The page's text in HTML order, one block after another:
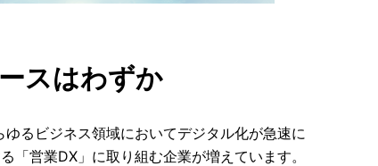
スはわずか
るビジネス領域においてデジタル化が急速に
営業DX」に取り組む企業が増えています。